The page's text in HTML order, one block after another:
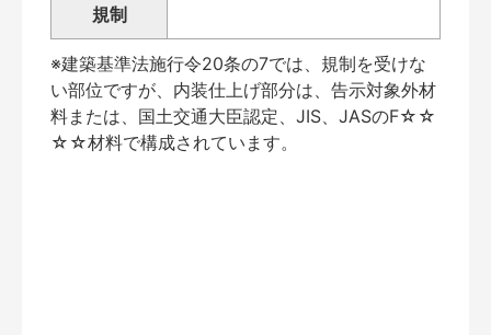
規制
※建築基準法施行令20条の7では、規制を受けな
い部位ですが、内装仕上げ部分は、告示対象外材
料または、国土交通大臣認定、JIS、JASのF☆☆
☆☆材料で構成されています。